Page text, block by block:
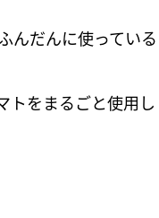
んだんに使っている
トをまるごと使用し